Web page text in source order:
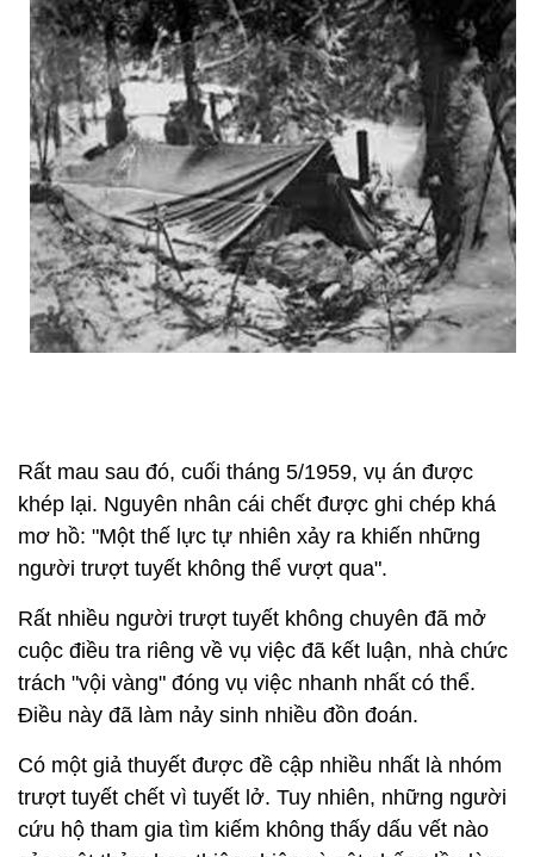
Rất mau sau đó, cuối tháng 5/1959, vụ án được
khép lại. Nguyên nhân cái chết được ghi chép khá
mơ hồ: "Một thế lực tự nhiên xảy ra khiến những
người trượt tuyết không thể vượt qua".
Rất nhiều người trượt tuyết không chuyên đã mở
cuộc điều tra riêng về vụ việc đã kết luận, nhà chức
trách "vội vàng" đóng vụ việc nhanh nhất có thể.
Điều này đã làm nảy sinh nhiều đồn đoán.
Có một giả thuyết được đề cập nhiều nhất là nhóm
trượt tuyết chết vì tuyết lở. Tuy nhiên, những người
cứu hộ tham gia tìm kiếm không thấy dấu vết nào